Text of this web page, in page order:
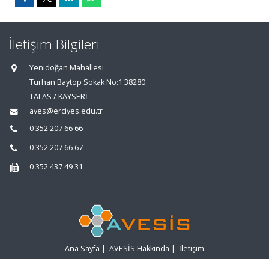
İletişim Bilgileri
Yenidoğan Mahallesi
Turhan Baytop Sokak No:1 38280
TALAS / KAYSERİ
aves@erciyes.edu.tr
0 352 207 66 66
0 352 207 66 67
0 352 437 49 31
Ana Sayfa | AVESİS Hakkında | İletişim